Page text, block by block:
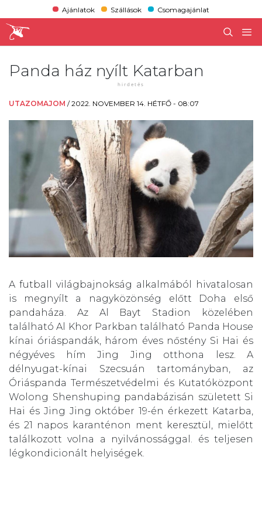
Ajánlatok Szállások Csomagajánlat
Panda ház nyílt Katarban
UTAZOMAJOM /2022. NOVEMBER 14. HÉTFŐ - 08:07
A futball világbajnokság alkalmából hivatalosan
is megnyílt a nagyközönség előtt Doha első
pandaháza. Az Al Bayt Stadion közelében
található Al Khor Parkban található Panda House
kínai óriáspandák, három éves nőstény Si Hai és
négyéves hím Jing Jing otthona lesz. A
délnyugat-kínai Szecsuán tartományban, az
Óriáspanda Természetvédelmi és Kutatóközpont
Wolong Shenshuping pandabázisán született Si
Hai és Jing Jing október 19-én érkezett Katarba,
és 21 napos karanténon ment keresztül, mielőtt
találkozott volna a nyilvánossággal. és teljesen
légkondicionált helyiségek.